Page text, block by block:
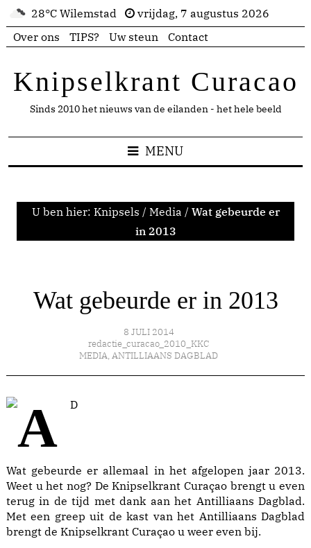
28°C Wilemstad
vrijdag, 7 augustus 2026
Over ons
TIPS? Uw steun Contact
Knipselkrant Curacao
Sinds 2010 het nieuws van de eilanden - het hele beeld
MENU
U ben hier: Knipsels / Media / Wat gebeurde er
in 2013
Wat gebeurde er in 2013
8 JULI 2014
redactie_curacao_2010_KKC
MEDIA, ANTILLIAANS DAGBLAD
Wat gebeurde er allemaal in het afgelopen jaar 2013.
Weet u het nog? De Knipselkrant Curaçao brengt u even
terug in de tijd met dank aan het Antilliaans Dagblad.
Met een greep uit de kast van het Antilliaans Dagblad
brengt de Knipselkrant Curaçao u weer even bij.